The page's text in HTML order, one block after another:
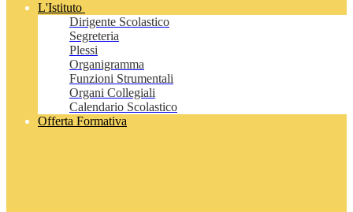
L'Istituto
Dirigente Scolastico
Segreteria
Plessi
Organigramma
Funzioni Strumentali
Organi Collegiali
Calendario Scolastico
Offerta Formativa